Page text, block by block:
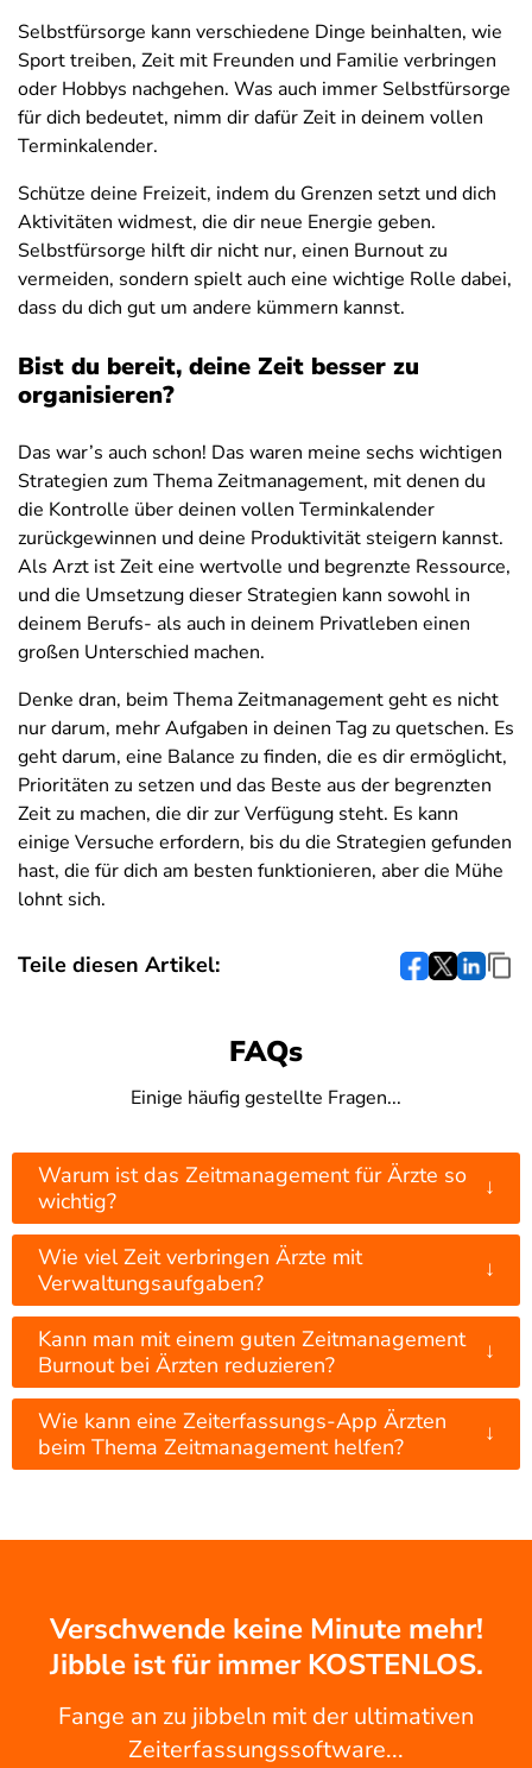
Selbstfürsorge kann verschiedene Dinge beinhalten, wie
Sport treiben, Zeit mit Freunden und Familie verbringen
oder Hobbys nachgehen. Was auch immer Selbstfürsorge
für dich bedeutet, nimm dir dafür Zeit in deinem vollen
Terminkalender.
Schütze deine Freizeit, indem du Grenzen setzt und dich
Aktivitäten widmest, die dir neue Energie geben.
Selbstfürsorge hilft dir nicht nur, einen Burnout zu
vermeiden, sondern spielt auch eine wichtige Rolle dabei,
dass du dich gut um andere kümmern kannst.
Bist du bereit, deine Zeit besser zu
organisieren?
Das war’s auch schon! Das waren meine sechs wichtigen
Strategien zum Thema Zeitmanagement, mit denen du
die Kontrolle über deinen vollen Terminkalender
zurückgewinnen und deine Produktivität steigern kannst.
Als Arzt ist Zeit eine wertvolle und begrenzte Ressource,
und die Umsetzung dieser Strategien kann sowohl in
deinem Berufs- als auch in deinem Privatleben einen
großen Unterschied machen.
Denke dran, beim Thema Zeitmanagement geht es nicht
nur darum, mehr Aufgaben in deinen Tag zu quetschen. Es
geht darum, eine Balance zu finden, die es dir ermöglicht,
Prioritäten zu setzen und das Beste aus der begrenzten
Zeit zu machen, die dir zur Verfügung steht. Es kann
einige Versuche erfordern, bis du die Strategien gefunden
hast, die für dich am besten funktionieren, aber die Mühe
lohnt sich.
Teile diesen Artikel:
FAQs
Einige häufig gestellte Fragen...
Warum ist das Zeitmanagement für Ärzte so
wichtig?
↓
Wie viel Zeit verbringen Ärzte mit
Verwaltungsaufgaben?
↓
Kann man mit einem guten Zeitmanagement
Burnout bei Ärzten reduzieren?
↓
Wie kann eine Zeiterfassungs-App Ärzten
beim Thema Zeitmanagement helfen?
↓
Verschwende keine Minute mehr!
Jibble ist für immer KOSTENLOS.
Fange an zu jibbeln mit der ultimativen
Zeiterfassungssoftware...